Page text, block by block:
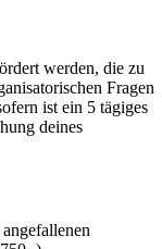
werden, die zu
Fragen
ist ein 5 tägiges
deines